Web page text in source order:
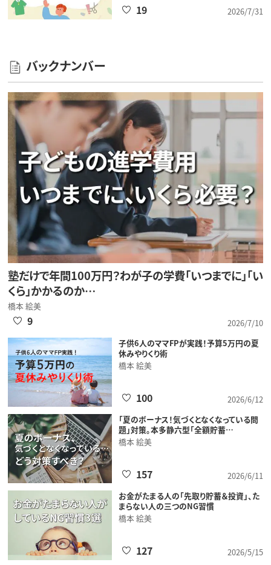
2026/7/31
19
バックナンバー
塾だけで年間100万円？わが子の学費「いつまでに」「い
くら」かかるのか…
橋本 絵美
2026/7/10
9
子供6人のママFPが実践！予算5万円の夏
休みやりくり術
橋本 絵美
2026/6/12
100
「夏のボーナス！気づくとなくなっている問
題」対策。本多静六型「全額貯蓄…
橋本 絵美
2026/6/11
157
お金がたまる人の「先取り貯蓄＆投資」、た
まらない人の三つのNG習慣
橋本 絵美
2026/5/15
127